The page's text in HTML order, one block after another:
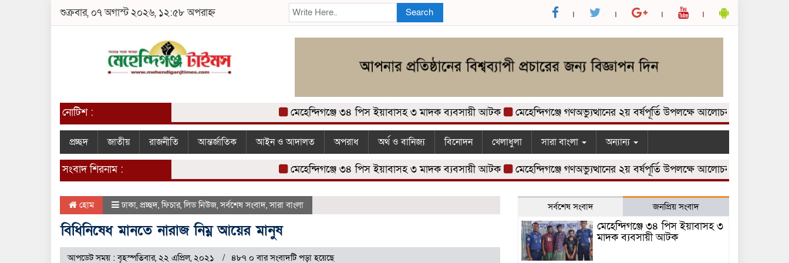
শুক্রবার, ০৭ অগাস্ট ২০২৬, ১২:৫৮ অপরাহ্ন Search
নোটিশ : মেহেন্দিগঞ্জে ৩৪ পিস ইয়াবাসহ ৩ মাদক ব্যবসায়ী আটক মেহেন্দিগঞ্জে গণঅভ্যুত্থানের ২য় বর্ষপূর্তি উপলক্ষে আলোচনা সভা অনুষ্ঠিত।
প্রচ্ছদ জাতীয় রাজনীতি আন্তর্জাতিক আইন ও আদালত অপরাধ অর্থ ও বানিজ্য বিনোদন খেলাধুলা সারা বাংলা অন্যান্য
সংবাদ শিরনাম : মেহেন্দিগঞ্জে ৩৪ পিস ইয়াবাসহ ৩ মাদক ব্যবসায়ী আটক মেহেন্দিগঞ্জে গণঅভ্যুত্থানের ২য় বর্ষপূর্তি উপলক্ষে আলোচনা সভা অনুষ্ঠিত।
হোম ঢাকা, প্রচ্ছদ,ফিচার,লিড নিউজ,সর্বশেষ সংবাদ,সারা বাংলা
বিধিনিষেধ মানতে নারাজ নিম্ন আয়ের মানুষ
আপডেট সময় : বৃহস্পতিবার, ২২ এপ্রিল, ২০২১ ৪৮৭ ০ বার সংবাদটি পড়া হয়েছে
সর্বশেষ সংবাদ জনপ্রিয় সংবাদ
মেহেন্দিগঞ্জে ৩৪ পিস ইয়াবাসহ ৩
মাদক ব্যবসায়ী আটক